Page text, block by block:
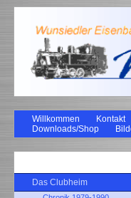
Willkommen Kontakt
Downloads/Shop
Das Clubheim